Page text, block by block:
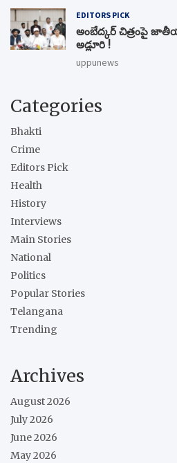
EDITORS PICK
అంబేద్కర్ చిత్రంపై
అడ్లూరి !
uppunews
Categories
Bhakti
Crime
Editors Pick
Health
History
Interviews
Main Stories
National
Politics
Popular Stories
Telangana
Trending
Archives
August 2026
July 2026
June 2026
May 2026